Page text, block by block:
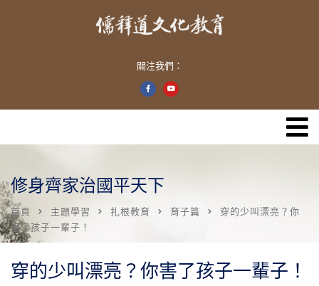
關注我們：
修身齊家治國平天下
首頁 主題學習 扎根教育 育子篇
穿的少叫漂亮？你
害了孩子一輩子！
穿的少叫漂亮？你害了孩子一輩子！